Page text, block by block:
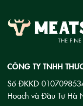
CÔNG TY TNHH
Số ĐKKD
Hoạch và Đầu Tư Hà